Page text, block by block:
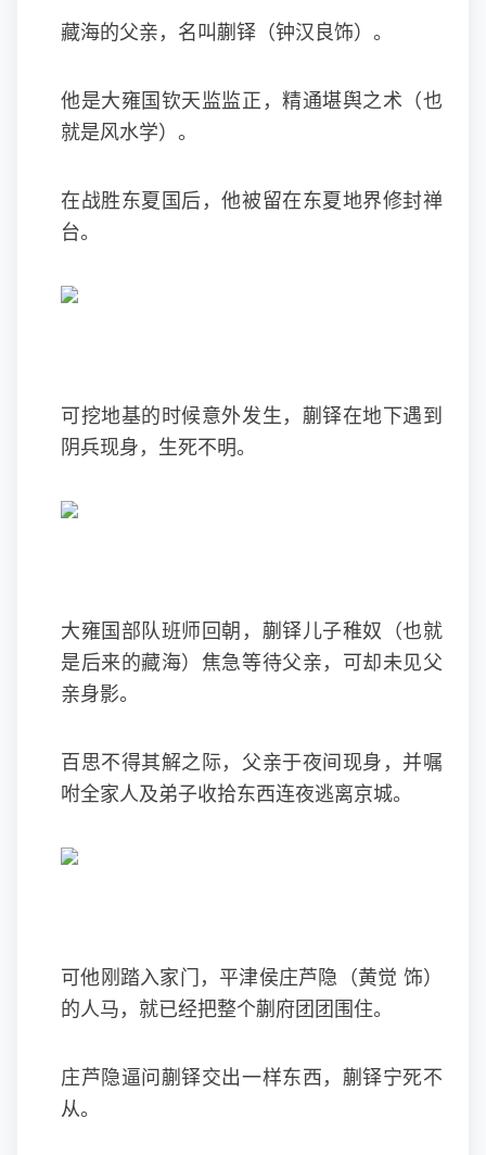
藏海的父亲，名叫蒯铎（钟汉良饰）。
他是大雍国钦天监监正，精通堪舆之术（也
就是风水学）。
在战胜东夏国后，他被留在东夏地界修封禅
台。
可挖地基的时候意外发生，蒯铎在地下遇到
阴兵现身，生死不明。
大雍国部队班师回朝，蒯铎儿子稚奴（也就
是后来的藏海）焦急等待父亲，可却未见父
亲身影。
百思不得其解之际，父亲于夜间现身，并嘱
咐全家人及弟子收拾东西连夜逃离京城。
可他刚踏入家门，平津侯庄芦隐（黄觉 饰）
的人马，就已经把整个蒯府团团围住。
庄芦隐逼问蒯铎交出一样东西，蒯铎宁死不
从。